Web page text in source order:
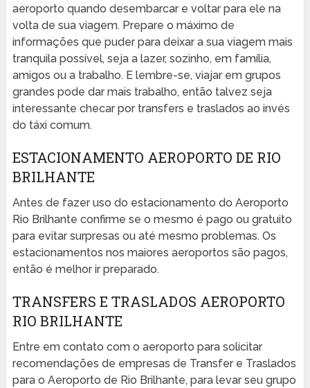
aeroporto quando desembarcar e voltar para ele na
volta de sua viagem. Prepare o máximo de
informações que puder para deixar a sua viagem mais
tranquila possível, seja a lazer, sozinho, em família,
amigos ou a trabalho. E lembre-se, viajar em grupos
grandes pode dar mais trabalho, então talvez seja
interessante checar por transfers e traslados ao invés
do táxi comum.
ESTACIONAMENTO AEROPORTO DE RIO
BRILHANTE
Antes de fazer uso do estacionamento do Aeroporto
Rio Brilhante confirme se o mesmo é pago ou gratuito
para evitar surpresas ou até mesmo problemas. Os
estacionamentos nos maiores aeroportos são pagos,
então é melhor ir preparado.
TRANSFERS E TRASLADOS AEROPORTO
RIO BRILHANTE
Entre em contato com o aeroporto para solicitar
recomendações de empresas de Transfer e Traslados
para o Aeroporto de Rio Brilhante, para levar seu grupo